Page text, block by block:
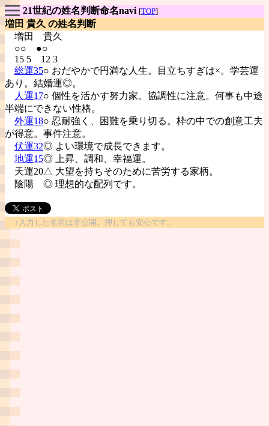
21世紀の姓名判断命名navi [TOP]
増田 貴久 の姓名判断
増田 貴久
○○ ●○
15 5 12 3
総運35○ おだやかで円満な人生。目立ちすぎは×。学芸運
あり。結婚運◎。
人運17○ 個性を活かす努力家。協調性に注意。何事も中途
半端にできない性格。
外運18○ 忍耐強く、困難を乗り切る。枠の中での創意工夫
が得意。事件注意。
伏運32◎ よい環境で成長できます。
地運15◎ 上昇、調和、幸福運。
天運20△ 大望を持ちそのために苦労する家柄。
陰陽 ◎ 理想的な配列です。
↑入力した名前は非公開。押しても安心です。